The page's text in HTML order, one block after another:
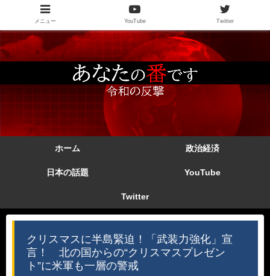
ホーム 政治経済
日本の話題 YouTube
Twitter
クリスマスに半島緊迫！「武装力強化」宣
言！ 北の国からの“クリスマスプレゼン
ト”に米軍も一層の警戒
メニュー YouTube Twitter